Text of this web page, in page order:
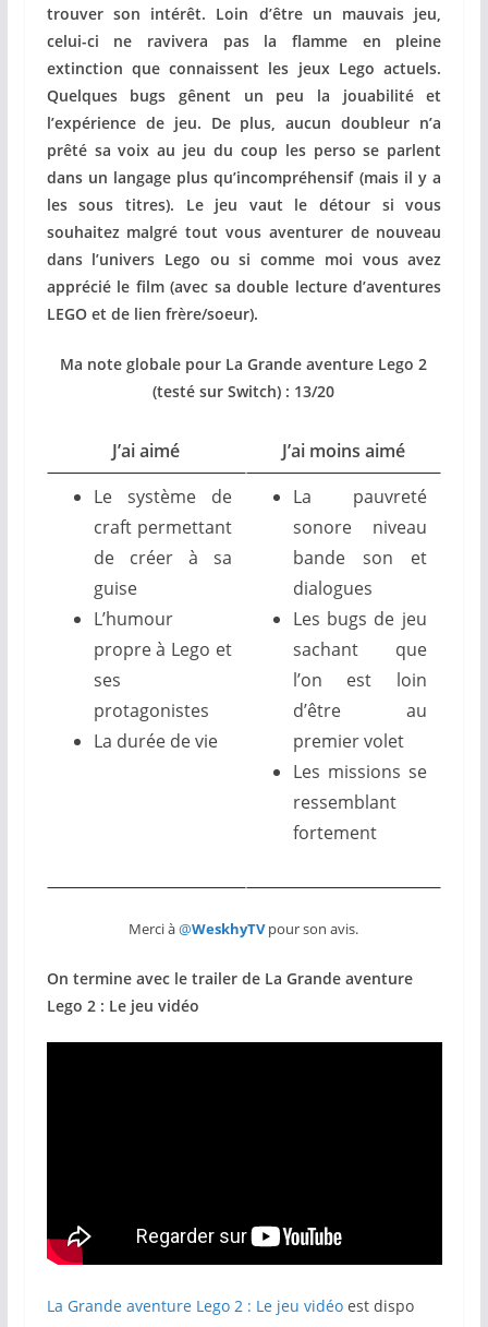
trouver son intérêt. Loin d’être un mauvais jeu,
celui-ci ne ravivera pas la ﬂamme en pleine
extinction que connaissent les jeux Lego actuels.
Quelques bugs gênent un peu la jouabilité et
l’expérience de jeu. De plus, aucun doubleur n’a
prêté sa voix au jeu du coup les perso se parlent
dans un langage plus qu’incompréhensif (mais il y a
les sous titres). Le jeu vaut le détour si vous
souhaitez malgré tout vous aventurer de nouveau
dans l’univers Lego ou si comme moi vous avez
apprécié le film (avec sa double lecture d’aventures
LEGO et de lien frère/soeur).
Ma note globale pour La Grande aventure Lego 2
(testé sur Switch) : 13/20
J’ai aimé
J’ai moins aimé
Le système de
craft permettant
de créer à sa
guise
L’humour
propre à Lego et
ses
protagonistes
La durée de vie
La pauvreté
sonore niveau
bande son et
dialogues
Les bugs de jeu
sachant que
l’on est loin
d’être au
premier volet
Les missions se
ressemblant
fortement
Merci à@WeskhyTVpour son avis.
On termine avec le trailer de La Grande aventure
Lego 2 : Le jeu vidéo
La Grande aventure Lego 2 : Le jeu vidéoest dispo